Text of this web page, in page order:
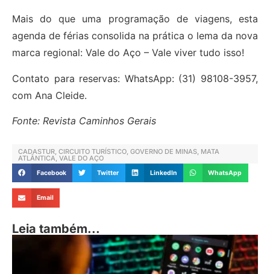
Mais do que uma programação de viagens, esta
agenda de férias consolida na prática o lema da nova
marca regional: Vale do Aço – Vale viver tudo isso!
Contato para reservas: WhatsApp: (31) 98108-3957,
com Ana Cleide.
Fonte: Revista Caminhos Gerais
CADASTUR CIRCUITO TURÍSTICO GOVERNO DE MINAS MATA
ATLÂNTICA, VALE DO AÇO
Facebook Twitter LinkedIn WhatsApp
Email
Leia também...